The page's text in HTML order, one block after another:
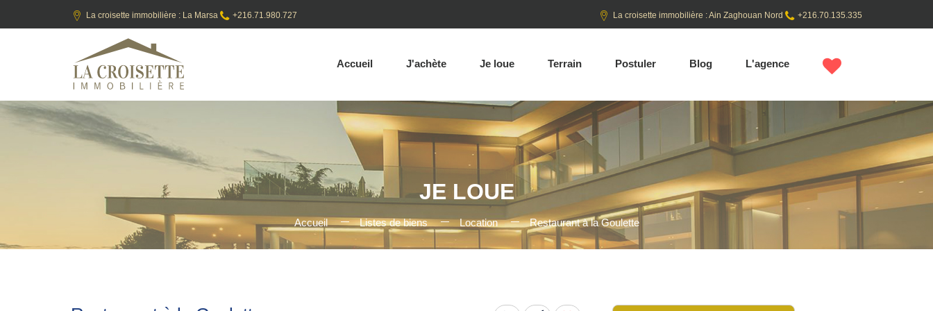
La croisette immobilière : La Marsa +216.71.980.727 La croisette immobilière : Ain Zaghouan Nord +216.70.135.335
Accueil J'achète Je loue Terrain Postuler Blog L'agence
JE LOUE
Accueil Listes de biens Location Restaurant à la Goulette